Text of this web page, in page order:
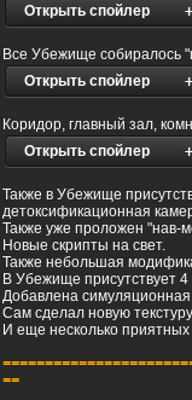
Открыть спойлер
Все Убежище собиралось
Открыть спойлер
Коридор, главный зал,
Открыть спойлер
Также в Убежище
детоксификационная
Также уже проложен "нав-
Новые скрипты на свет.
Также небольшая
В Убежище присутствует 4
Добавлена
Сам сделал новую
И еще несколько
==